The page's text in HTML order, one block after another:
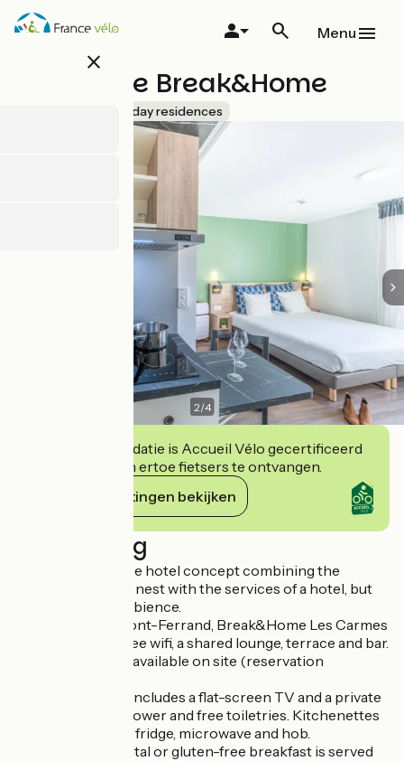
Overslaan
en
close
Menu
Résidence Break&Home
Holiday residences
2/4
Deze accommodatie is Accueil Vélo gecertificeerd
en verbindt zich ertoe fietsers te ontvangen.
Haar verplichtingen bekijken
Beschrijving
At last, a 0-surprise hotel concept combining the
comfort of a small nest with the services of a hotel, but
with the added ambience.
Located in Clermont-Ferrand, Break&Home Les Carmes
Dechaux offers free wifi, a shared lounge, terrace and bar.
Private parking is available on site (reservation
Accommodation includes a flat-screen TV and a private
bathroom with shower and free toiletries. Kitchenettes
are equipped with fridge, microwave and hob.
A buffet, continental or gluten-free breakfast is served